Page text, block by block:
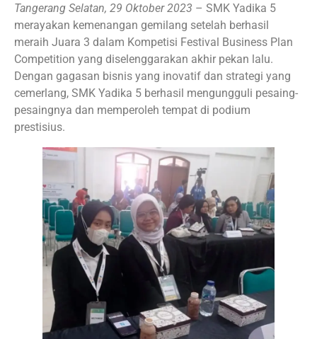
Tangerang Selatan, 29 Oktober 2023 – SMK Yadika 5
merayakan kemenangan gemilang setelah berhasil
meraih Juara 3 dalam Kompetisi Festival Business Plan
Competition yang diselenggarakan akhir pekan lalu.
Dengan gagasan bisnis yang inovatif dan strategi yang
cemerlang, SMK Yadika 5 berhasil mengungguli pesaing-
pesaingnya dan memperoleh tempat di podium
prestisius.